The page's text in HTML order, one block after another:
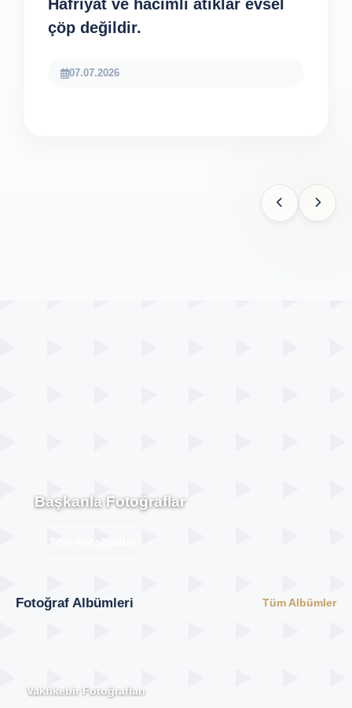
Hafriyat ve hacimli atıklar evsel
çöp değildir.
07.07.2026
Başkanla Fotoğraflar
Fotoğraf Albümleri Tüm Albümler
Vakfıkebir Fotoğrafları